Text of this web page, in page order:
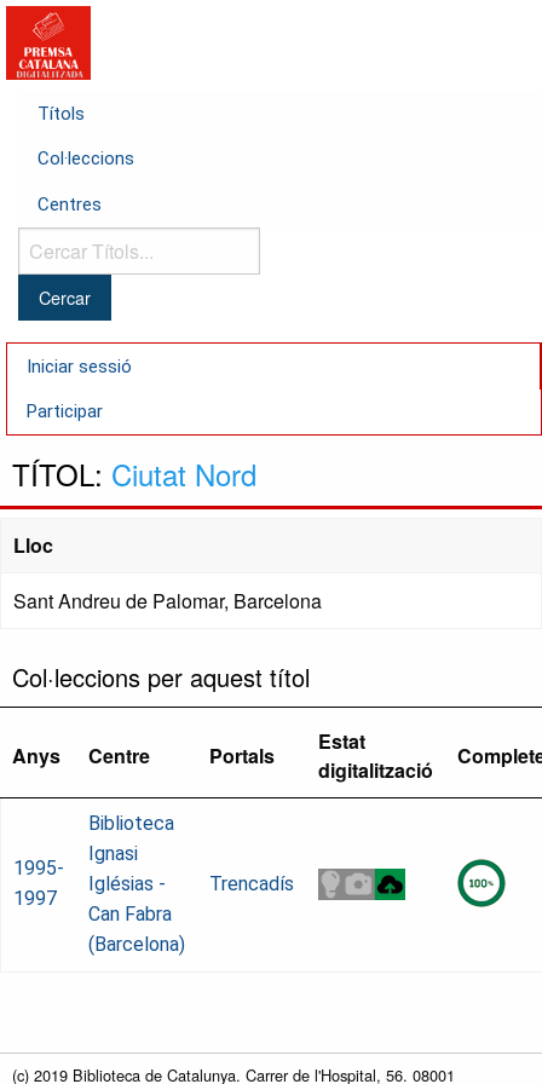
Títols
Col·leccions
Centres
Cercar
Títols...
Iniciar sessió
Participar
TÍTOL: Ciutat Nord
Lloc
Sant Andreu de Palomar, Barcelona
Col·leccions per aquest títol
Anys Centre Portals
Estat
digitalització
1995-
1997
Biblioteca
Ignasi
Iglésias -
Can Fabra
(Barcelona)
Trencadís
(c) 2019 Biblioteca de Catalunya. Carrer de l'Hospital, 56. 08001